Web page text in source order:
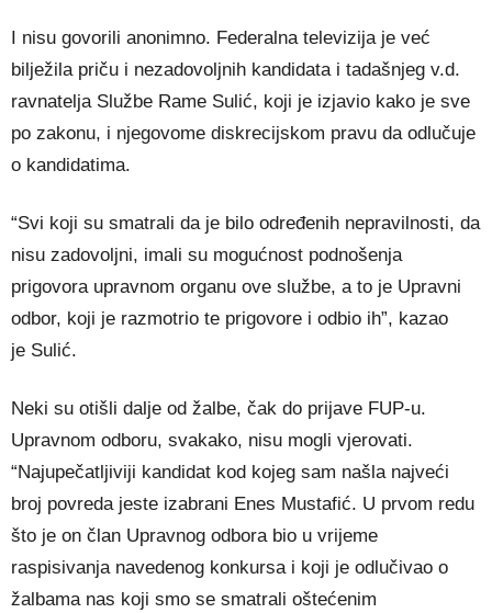
I nisu govorili anonimno. Federalna televizija je već
bilježila priču i nezadovoljnih kandidata i tadašnjeg v.d.
ravnatelja Službe Rame Sulić, koji je izjavio kako je sve
po zakonu, i njegovome diskrecijskom pravu da odlučuje
o kandidatima.
“Svi koji su smatrali da je bilo određenih nepravilnosti, da
nisu zadovoljni, imali su mogućnost podnošenja
prigovora upravnom organu ove službe, a to je Upravni
odbor, koji je razmotrio te prigovore i odbio ih”, kazao
je Sulić.
Neki su otišli dalje od žalbe, čak do prijave FUP-u.
Upravnom odboru, svakako, nisu mogli vjerovati.
“Najupečatljiviji kandidat kod kojeg sam našla najveći
broj povreda jeste izabrani Enes Mustafić. U prvom redu
što je on član Upravnog odbora bio u vrijeme
raspisivanja navedenog konkursa i koji je odlučivao o
žalbama nas koji smo se smatrali oštećenim